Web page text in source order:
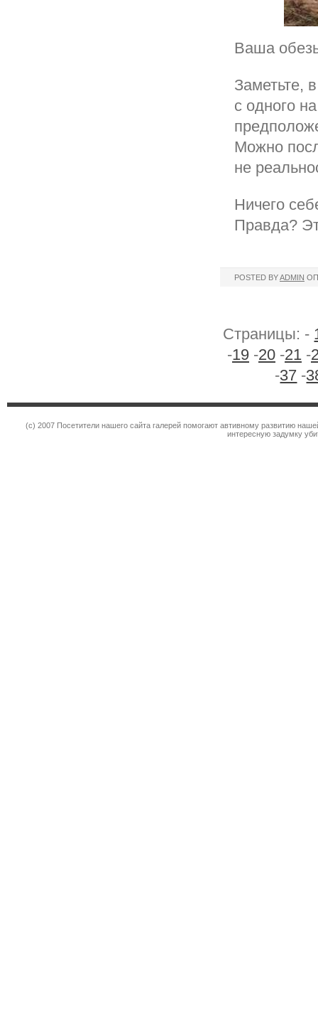
Ваша
Заметьте,
с одного
Можно
не
Ничего
Правда?
POSTED BYADMIN
Страницы: -
-19 -20 -21 -
-37 -
(c) 2007 Посетители нашего сайта галерей помогают автивному развитию
интересную задумку